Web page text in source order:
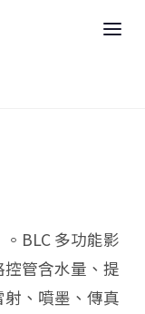
BLC 多功能影
管含水量、提
、噴墨、傳真